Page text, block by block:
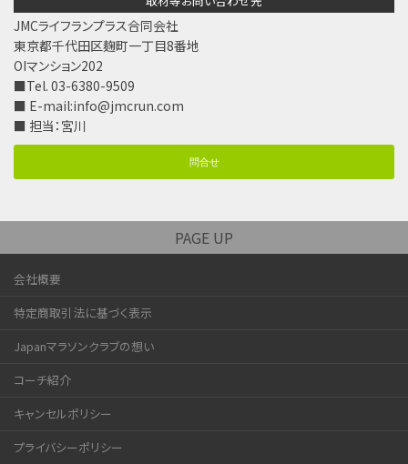
JMCライフランプラス合同会社
東京都千代田区麹町一丁目8番地
OIマンション202
■Tel. 03-6380-9509
■ E-mail:info@jmcrun.com
■ 担当：宮川
問合せ
PAGE UP
会社概要
特定商取引法に基づく表示
Japanマラソンクラブの想い
コーチ紹介
キャンセルポリシー
プライバシーポリシー